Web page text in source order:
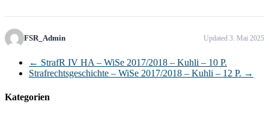
FSR_Admin Updated 3. Mai 2025
← StrafR IV HA – WiSe 2017/2018 – Kuhli – 10 P.
Strafrechtsgeschichte – WiSe 2017/2018 – Kuhli – 12 P. →
Kategorien